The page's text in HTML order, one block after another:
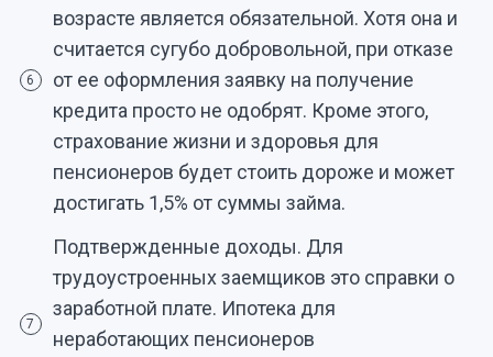
6
возрасте является обязательной. Хотя она и
считается сугубо добровольной, при отказе
от ее оформления заявку на получение
кредита просто не одобрят. Кроме этого,
страхование жизни и здоровья для
пенсионеров будет стоить дороже и может
достигать 1,5% от суммы займа.
7
Подтвержденные доходы. Для
трудоустроенных заемщиков это справки о
заработной плате. Ипотека для
неработающих пенсионеров